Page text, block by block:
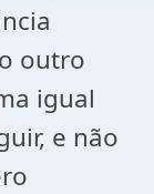
outro
igual
e não